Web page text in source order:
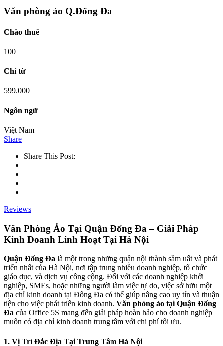
Văn phòng ảo Q.Đống Đa
Chào thuê
100
Chỉ từ
599.000
Ngôn ngữ
Việt Nam
Share
Share This Post:
Reviews
Văn Phòng Ảo Tại Quận Đống Đa – Giải Pháp
Kinh Doanh Linh Hoạt Tại Hà Nội
Quận Đống Đa là một trong những quận nội thành sầm uất và phát
triển nhất của Hà Nội, nơi tập trung nhiều doanh nghiệp, tổ chức
giáo dục, và dịch vụ công cộng. Đối với các doanh nghiệp khởi
nghiệp, SMEs, hoặc những người làm việc tự do, việc sở hữu một
địa chỉ kinh doanh tại Đống Đa có thể giúp nâng cao uy tín và thuận
tiện cho việc phát triển kinh doanh. Văn phòng ảo tại Quận Đống
Đa của Office 5S mang đến giải pháp hoàn hảo cho doanh nghiệp
muốn có địa chỉ kinh doanh trung tâm với chi phí tối ưu.
1. Vị Trí Đắc Địa Tại Trung Tâm Hà Nội